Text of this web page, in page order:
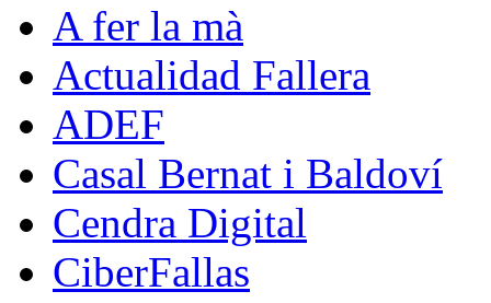
A fer la mà
Actualidad Fallera
ADEF
Casal Bernat i Baldoví
Cendra Digital
CiberFallas